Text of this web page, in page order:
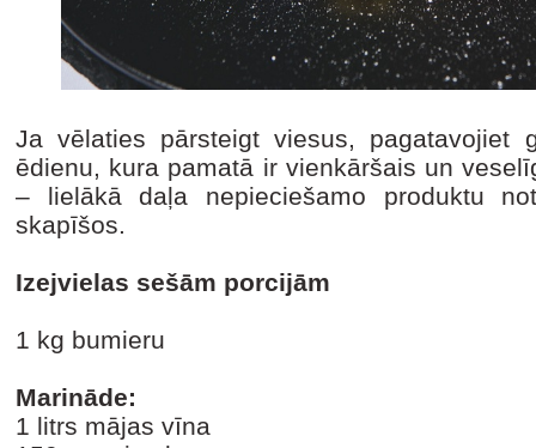
Ja vēlaties pārsteigt viesus, pagatavojiet
ēdienu, kura pamatā ir vienkāršais un
– lielākā daļa nepieciešamo produktu
skapīšos.
Izejvielas sešām porcijām
1 kg bumieru
Marināde:
1 litrs mājas vīna